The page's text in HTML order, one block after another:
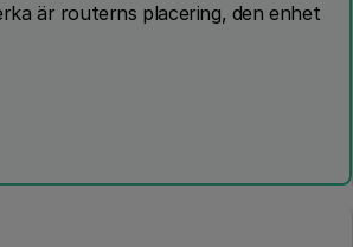
är routerns placering, den enhet